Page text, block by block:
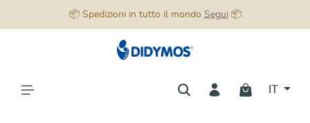
📦 Spedizioni in tutto il mondo Segui📦